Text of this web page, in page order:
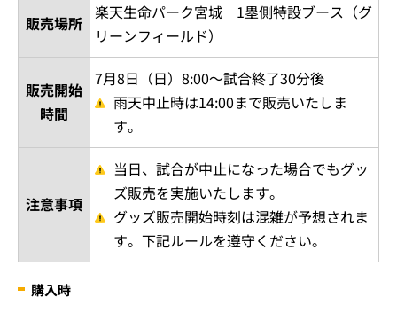
販売場所
楽天生命パーク宮城 1塁側特設ブース（グ
リーンフィールド）
販売開始
時間
7月8日（日）8:00～試合終了30分後
雨天中止時は14:00まで販売いたしま
す。
注意事項
当日、試合が中止になった場合でもグッ
ズ販売を実施いたします。
グッズ販売開始時刻は混雑が予想されま
す。下記ルールを遵守ください。
購入時